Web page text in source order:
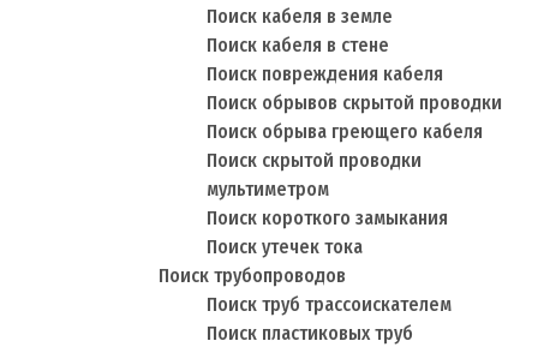
Поиск кабеля в земле
Поиск кабеля в стене
Поиск повреждения кабеля
Поиск обрывов скрытой проводки
Поиск обрыва греющего кабеля
Поиск скрытой проводки
мультиметром
Поиск короткого замыкания
Поиск утечек тока
Поиск трубопроводов
Поиск труб трассоискателем
Поиск пластиковых труб